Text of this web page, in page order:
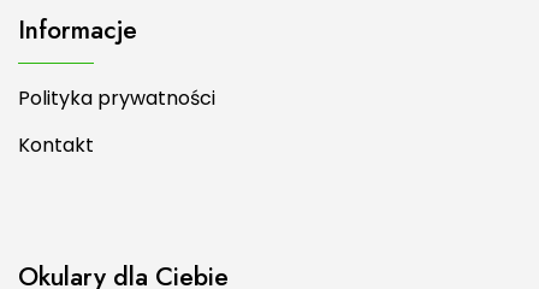
Informacje
Polityka prywatności
Kontakt
Okulary dla Ciebie